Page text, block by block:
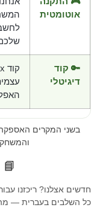
אוטומטית
🔑 קוד
דיגיטלי
בשני המקרים
📘
חדשים אצלנו? ריכזנו
כל השלבים בעברית —